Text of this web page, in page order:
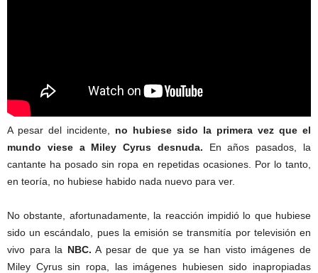
A pesar del incidente, no hubiese sido la primera vez que el
mundo viese a Miley Cyrus desnuda. En años pasados, la
cantante ha posado sin ropa en repetidas ocasiones. Por lo tanto,
en teoría, no hubiese habido nada nuevo para ver.
No obstante, afortunadamente, la reacción impidió lo que hubiese
sido un escándalo, pues la emisión se transmitía por televisión en
vivo para la NBC. A pesar de que ya se han visto imágenes de
Miley Cyrus sin ropa, las imágenes hubiesen sido inapropiadas